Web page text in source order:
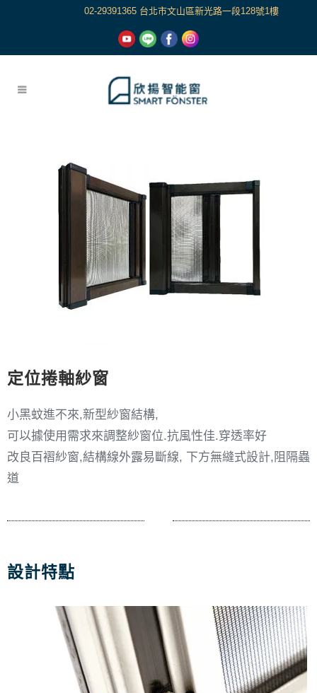
02-29391365 台北市文山區新光路一段128號1樓
定位捲軸紗窗
小黑蚊進不來,新型紗窗結構,
可以據使用需求來調整紗窗位.抗風性佳.穿透率好
改良百褶紗窗,結構線外露易斷線, 下方無縫式設計,阻隔蟲
道
設計特點